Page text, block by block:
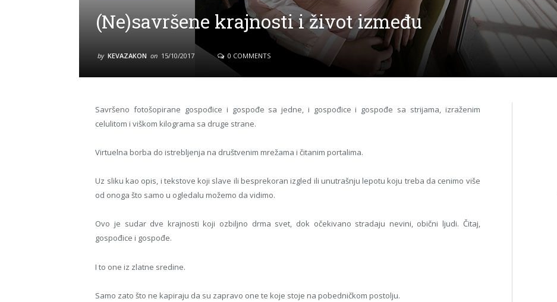
(Ne)savršene krajnosti i život između
by KEVAZAKON on 15/10/2017 0 COMMENTS
Savršeno fotošopirane gospođice i gospođe sa jedne, i gospođice i gospođe sa strijama, izraženim
celulitom i viškom kilograma sa druge strane.
Virtuelna borba do istrebljenja na društvenim mrežama i čitanim portalima.
Uz sliku kao opis, i tekstove koji slave ili besprekoran izgled ili unutrašnju lepotu koju treba da cenimo više
od onoga što samo u ogledalu možemo da vidimo.
Ovo je sudar dve krajnosti koji ozbiljno drma svet, dok očekivano stradaju nevini, obični ljudi. Čitaj,
gospođice i gospođe.
I to one iz zlatne sredine.
Samo zato što ne kapiraju da su zapravo one te koje stoje na pobedničkom postolju.